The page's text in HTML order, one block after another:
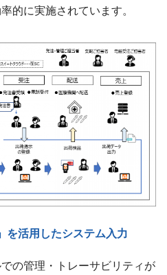
的に実施されています。
を活用したシステム入力
の管理・トレーサビリティが